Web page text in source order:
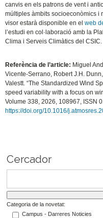
canvis en els patrons de vent i
múltiples àmbits socioeconòmics i
visor estarà disponible en elweb
l’estudi en col·laboració amb la
Clima i Serveis Climàtics del CSIC.
Referència de l’article: Miguel
Vicente-Serrano, Robert J.H.
Valestt. “The Standardized Wind
speed variability with a focus on
Volume 338, 2026, 108967, ISSN
https://doi.org/10.1016/
Cercador
Categoria de la novetat:
Campus - Darreres Noticies